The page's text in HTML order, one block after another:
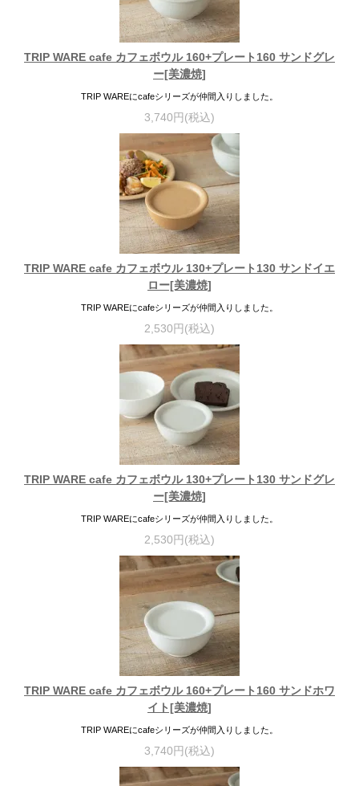
TRIP WARE cafe カフェボウル 160+プレート160 サンドグレ
ー[美濃焼]
TRIP WAREにcafeシリーズが仲間入りしました。
3,740円(税込)
TRIP WARE cafe カフェボウル 130+プレート130 サンドイエ
ロー[美濃焼]
TRIP WAREにcafeシリーズが仲間入りしました。
2,530円(税込)
TRIP WARE cafe カフェボウル 130+プレート130 サンドグレ
ー[美濃焼]
TRIP WAREにcafeシリーズが仲間入りしました。
2,530円(税込)
TRIP WARE cafe カフェボウル 160+プレート160 サンドホワ
イト[美濃焼]
TRIP WAREにcafeシリーズが仲間入りしました。
3,740円(税込)